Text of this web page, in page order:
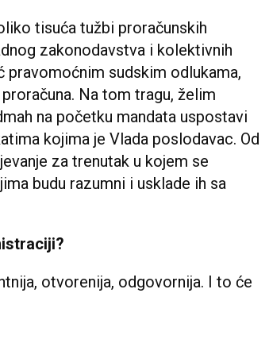
tisuća tužbi proračunskih
zakonodavstva i kolektivnih
pravomoćnim sudskim odlukama,
Na tom tragu, želim
na početku mandata uspostavi
kojima je Vlada poslodavac. Od
za trenutak u kojem se
budu razumni i usklade ih sa
otvorenija, odgovornija. I to će